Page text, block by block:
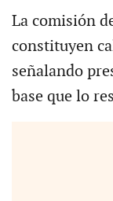
La comisión
constituyen
señalando
base que lo